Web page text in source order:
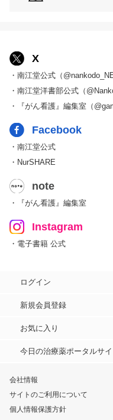
X
・南江堂公式（
・南江堂洋書部公式（
・『がん看護』編集室（
Facebook
・南江堂公式
・NurSHARE
note
・『がん看護』編集室
Instagram
・電子書籍 公式
ログイン
新規会員登録
お気に入り
今日の治療薬ポータルサイ
会社情報
サイトのご利用について
個人情報保護方針